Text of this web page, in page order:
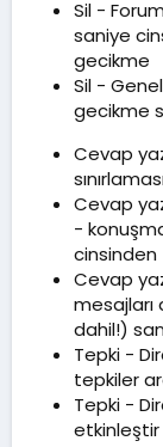
Sil -
saniye
gecikme
Sil -
gecikme
Cevap
Cevap
-
cinsinden
Cevap
mesajları
dahil!)
Tepki -
tepkiler
Tepki -
etkinleştir